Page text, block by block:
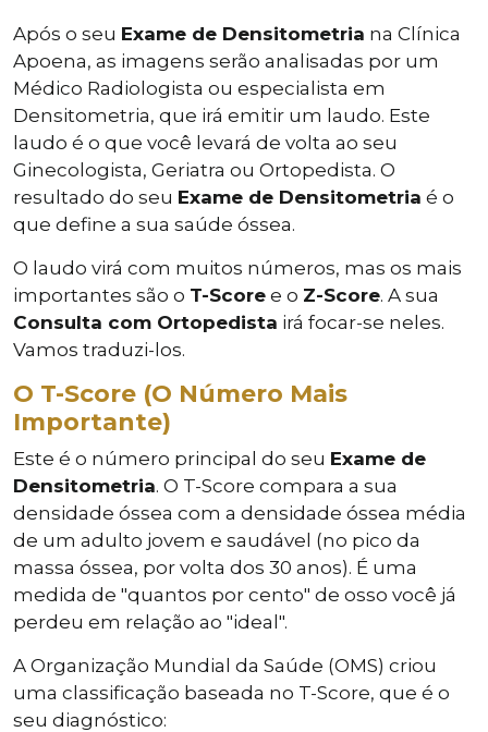
Após o seu Exame de Densitometria na Clínica
Apoena, as imagens serão analisadas por um
Médico Radiologista ou especialista em
Densitometria, que irá emitir um laudo. Este
laudo é o que você levará de volta ao seu
Ginecologista, Geriatra ou Ortopedista. O
resultado do seu Exame de Densitometria é o
que define a sua saúde óssea.
O laudo virá com muitos números, mas os mais
importantes são o T-Score e o Z-Score. A sua
Consulta com Ortopedista irá focar-se neles.
Vamos traduzi-los.
O T-Score (O Número Mais
Importante)
Este é o número principal do seu Exame de
Densitometria. O T-Score compara a sua
densidade óssea com a densidade óssea média
de um adulto jovem e saudável (no pico da
massa óssea, por volta dos 30 anos). É uma
medida de "quantos por cento" de osso você já
perdeu em relação ao "ideal".
A Organização Mundial da Saúde (OMS) criou
uma classificação baseada no T-Score, que é o
seu diagnóstico: